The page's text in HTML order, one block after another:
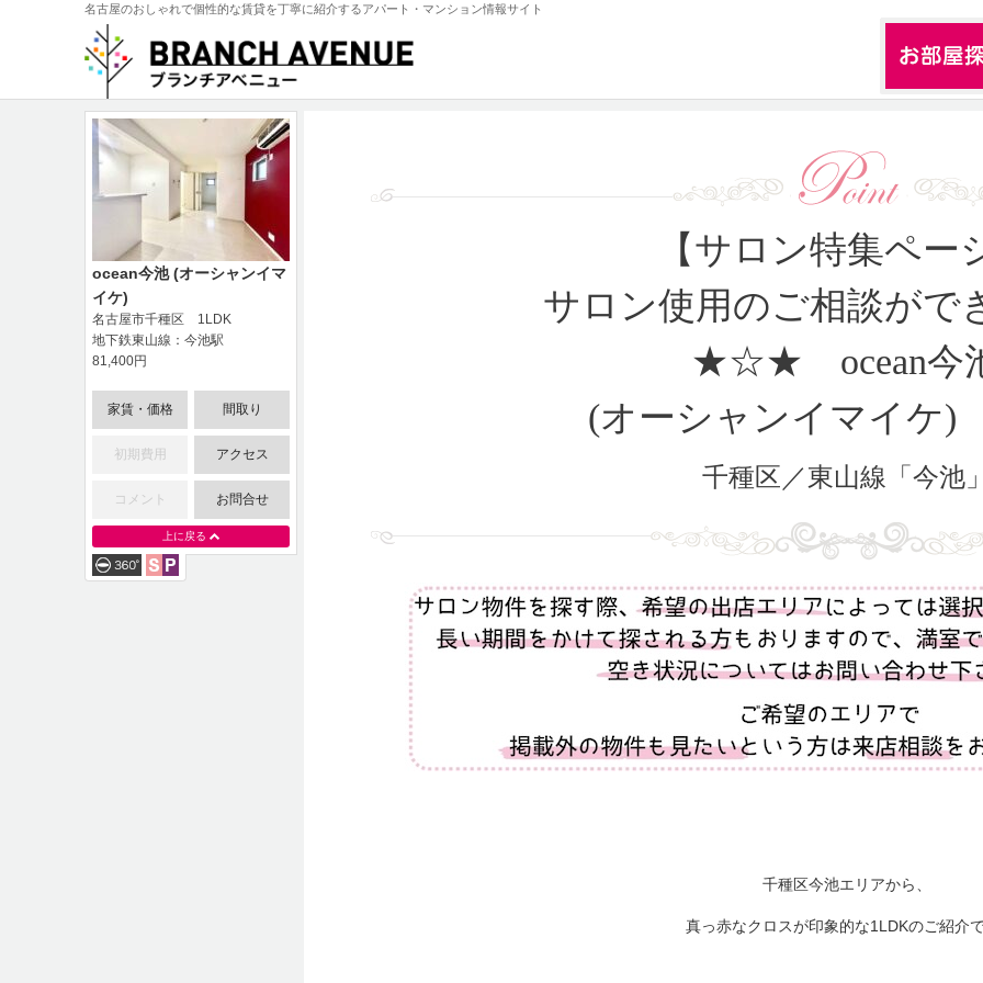
名古屋のおしゃれで個性的な賃貸を丁寧に紹介するアパート・マンション情報サイト
ocean今池 (オーシャンイマ
イケ)
名古屋市千種区 1LDK
地下鉄東山線：今池駅
81,400円
家賃・価格 間取り
初期費用 アクセス
コメント お問合せ
上に戻る
【サロン特集ペー
サロン使用のご相談がで
★☆★ ocean今
(オーシャンイマイケ)
千種区／東山線「今池
千種区今池エリアから、
真っ赤なクロスが印象的な1LDKのご紹介